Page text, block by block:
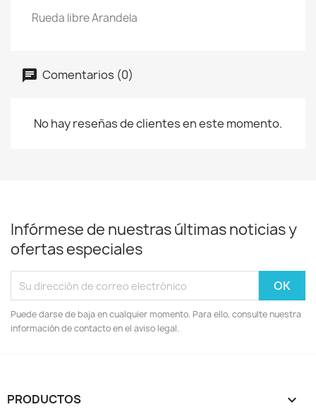
Rueda libre Arandela
Comentarios (0)
No hay reseñas de clientes en este momento.
Infórmese de nuestras últimas noticias y
ofertas especiales
Puede darse de baja en cualquier momento. Para ello, consulte nuestra
información de contacto en el aviso legal.
PRODUCTOS 